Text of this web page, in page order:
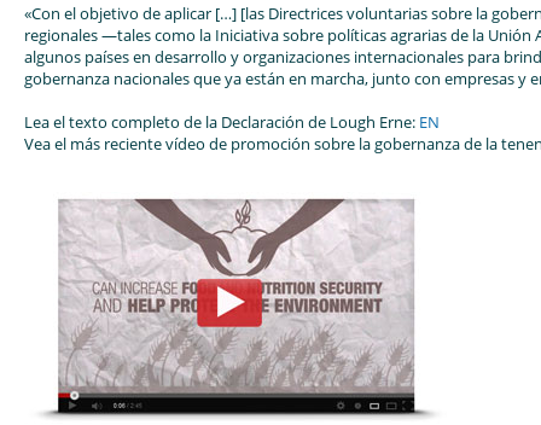
«Con el objetivo de aplicar […] [las Directrices voluntarias sobre la
regionales —tales como la Iniciativa sobre políticas agrarias de la
algunos países en desarrollo y organizaciones internacionales para
gobernanza nacionales que ya están en marcha, junto con empresas y
Lea el texto completo de la Declaración de Lough Erne: EN
Vea el más reciente vídeo de promoción sobre la gobernanza de la